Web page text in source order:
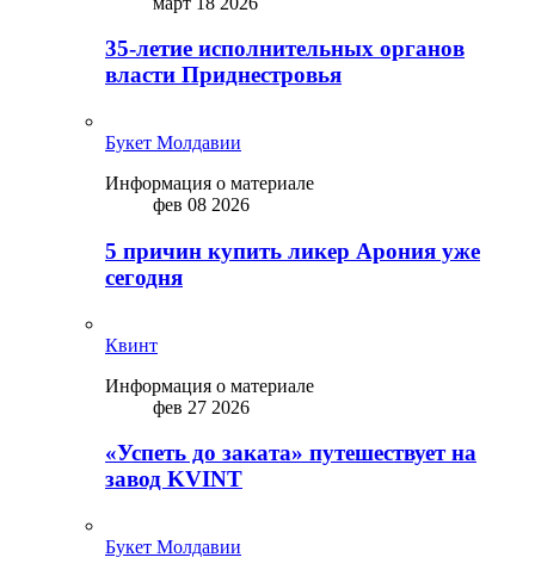
35-летие исполнительных органов
власти Приднестровья
Букет Молдавии
Информация о материале
фев 08 2026
5 причин купить ликep Арония уже
сегодня
Квинт
Информация о материале
фев 27 2026
«Успеть до заката» путешествует на
завод KVINT
Букет Молдавии